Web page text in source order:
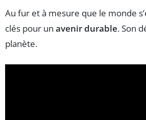
Au fur et à mesure que le monde
clés pour un avenir durable. Son
planète.